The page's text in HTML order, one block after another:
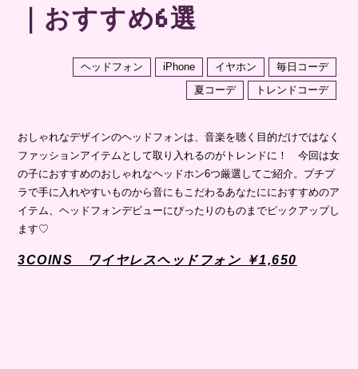
｜おすすめ6選
ヘッドフォン iPhone イヤホン
毎日コーデ
夏コーデ
トレンドコーデ
おしゃれなデザインのヘッドフォンは、音楽を聴く目的だけではなく
ファッションアイテムとして取り入れるのがトレンドに！ 今回は女
の子におすすめのおしゃれなヘッドホン6つ厳選してご紹介。プチプ
ラで手に入れやすいものから音にもこだわるあなたににおすすめのア
イテム、ヘッドフォンデビューにぴったりのものまでピックアップし
ます♡
3COINS ワイヤレスヘッドフォン ￥1,650